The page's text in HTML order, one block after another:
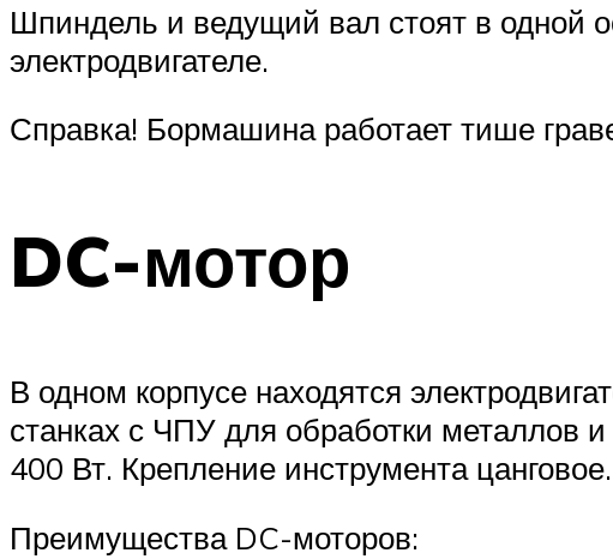
Шпиндель и ведущий вал стоят в одной
электродвигателе.
Справка! Бормашина работает тише
DC-мотор
В одном корпусе находятся
станках с ЧПУ для обработки металлов
400 Вт. Крепление инструмента цанговое.
Преимущества DC-моторов: